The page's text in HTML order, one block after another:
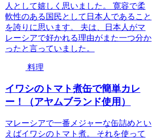
人として嬉しく思いました。 寛容で柔
軟性のある国民として日本人であること
を誇りに思います。 夫は、日本人がマ
レーシアで好かれる理由がまた一つ分か
ったと言っていました。
料理
イワシのトマト煮缶で簡単カレ
ー！（アヤムブランド使用）
マレーシアで一番メジャーな缶詰めとい
えばイワシのトマト煮。 それを使って